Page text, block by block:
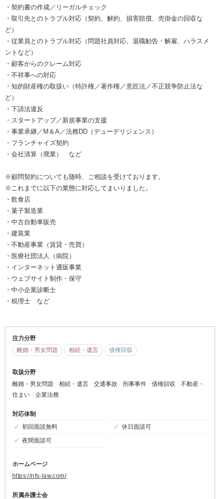
・契約書の作成／リーガルチェック
・取引先とのトラブル対応（契約、解約、損害賠償、売掛金の回収な
ど）
・従業員とのトラブル対応（問題社員対応、退職勧告・解雇、ハラスメ
ントなど）
・顧客からのクレーム対応
・不祥事への対応
・知的財産権の取扱い（特許権／著作権／意匠法／不正競争防止法な
ど）
・下請法違反
・スタートアップ／新規事業の支援
・事業承継／M＆A／法務DD（デューデリジェンス）
・フランチャイズ契約
・会社清算（廃業） など
※顧問契約についても随時、ご相談を受けております。
※これまでに以下の業態に対応してまいりました。
・飲食店
・菓子製造業
・中古自動車販売
・建装業
・不動産事業（賃貸・売買）
・医療社団法人（病院）
・インターネット通販事業
・ウェブサイト制作・保守
・中小企業診断士
・税理士 など
注力分野
離婚・男女問題
相続・遺言 債権回収
取扱分野
離婚・男女問題
相続・遺言 交通事故 刑事事件 債権回収
不動産・
住まい
企業法務
対応体制
初回面談無料
休日面談可
夜間面談可
ホームページ
https://nfs-law.com/
所属弁護士会